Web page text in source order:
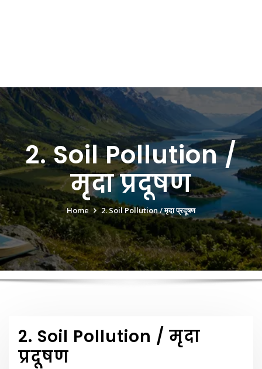
2. Soil Pollution /
मृदा प्रदूषण
Home 2. Soil Pollution / मृदा प्रदूषण
2. Soil Pollution / मृदा
प्रदूषण